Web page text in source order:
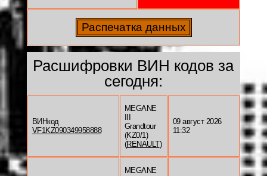
Расшифровки ВИН кодов за
сегодня:
ВИНкод
VF1KZ090349958888
MEGANE
Grandtour
(KZ0/1)
(RENAULT)
09 август 2026
11:32
MEGANE